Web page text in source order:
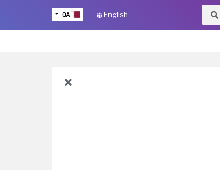
QA English